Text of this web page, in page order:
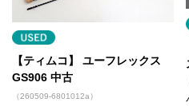
【ティムコ】 ユーフレックス
GS906 中古
（260509-6801012a）